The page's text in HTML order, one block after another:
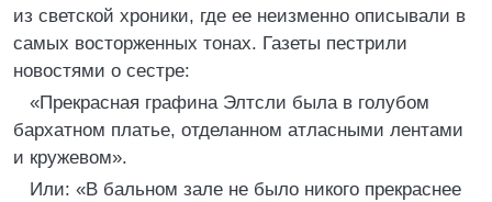
из светской хроники, где ее неизменно описывали в
самых восторженных тонах. Газеты пестрили
новостями о сестре:
«Прекрасная графина Элтсли была в голубом
бархатном платье, отделанном атласными лентами
и кружевом».
Или: «В бальном зале не было никого прекраснее